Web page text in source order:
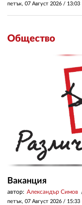
петък, 07 Август 2026 / 13:03
Общество
Ваканция
автор: Александър Симов
петък, 07 Август 2026 / 15:33